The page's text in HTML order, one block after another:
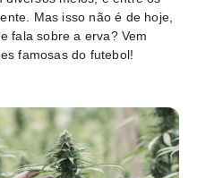
Mas isso não é de hoje,
fala sobre a erva? Vem
famosas do futebol!